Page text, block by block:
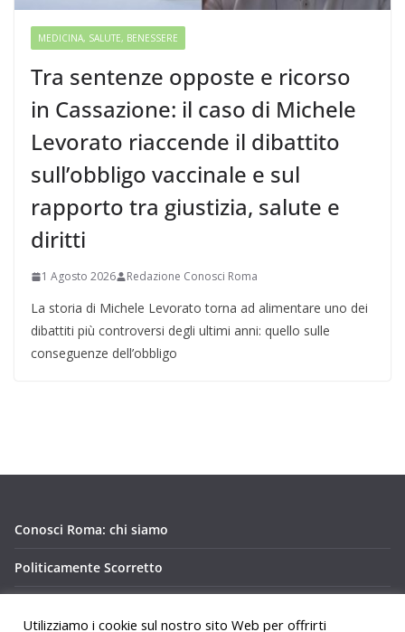
MEDICINA, SALUTE, BENESSERE
Tra sentenze opposte e ricorso
in Cassazione: il caso di Michele
Levorato riaccende il dibattito
sull’obbligo vaccinale e sul
rapporto tra giustizia, salute e
diritti
1 Agosto 2026 Redazione Conosci Roma
La storia di Michele Levorato torna ad alimentare uno dei
dibattiti più controversi degli ultimi anni: quello sulle
conseguenze dell’obbligo
Conosci Roma: chi siamo
Politicamente Scorretto
Utilizziamo i cookie sul nostro sito Web per offrirti